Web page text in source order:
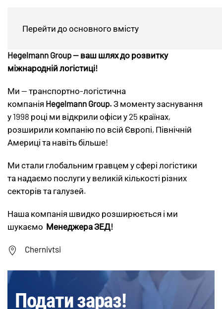
Перейти до основного вмісту
Менеджер ЗЕД
Hegelmann Group — ваш шляхдо розвитку
міжнароднійлогістиці!
Ми — транспортно-логістична
компанія Hegelmann Group. З моменту заснування
у 1998 році ми відкрили офіси у 25 країнах,
розширили компанію по всій Європі, Північній
Америці та навіть більше!
Ми стали глобальним гравцем у сфері логістики
та надаємо послуги у великій кількості різних
секторів та галузей.
Наша компанія швидко розширюється і ми
шукаємо Менеджера ЗЕД!
Chernivtsi
Подати зараз!